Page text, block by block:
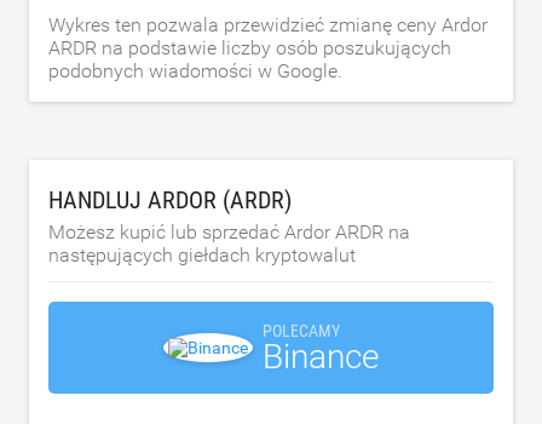
Wykres ten pozwala przewidzieć zmianę ceny Ardor
ARDR na podstawie liczby osób poszukujących
podobnych wiadomości w Google.
HANDLUJ ARDOR (ARDR)
Możesz kupić lub sprzedać Ardor ARDR na
następujących giełdach kryptowalut
POLECAMY
Binance